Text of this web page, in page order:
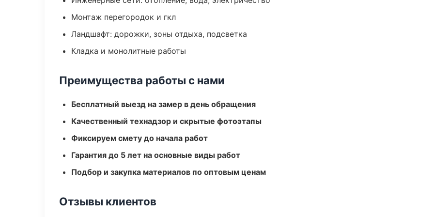
Монтаж перегородок и гкл
Ландшафт: дорожки, зоны отдыха, подсветка
Кладка и монолитные работы
Преимущества работы с нами
Бесплатный выезд на замер в день обращения
Качественный технадзор и скрытые фотоэтапы
Фиксируем смету до начала работ
Гарантия до 5 лет на основные виды работ
Подбор и закупка материалов по оптовым ценам
Отзывы клиентов